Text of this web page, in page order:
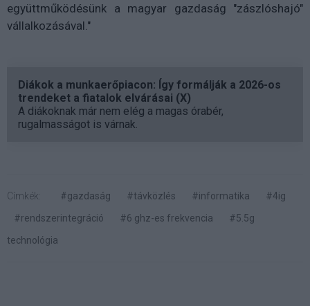
együttműködésünk a magyar gazdaság "zászlóshajó"
vállalkozásával."
Diákok a munkaerőpiacon: Így formálják a 2026-os
trendeket a fiatalok elvárásai (X)
A diákoknak már nem elég a magas órabér,
rugalmasságot is várnak.
Címkék: #gazdaság #távközlés #informatika
#4ig
#rendszerintegráció
#6 ghz-es frekvencia
#5.5g
technológia